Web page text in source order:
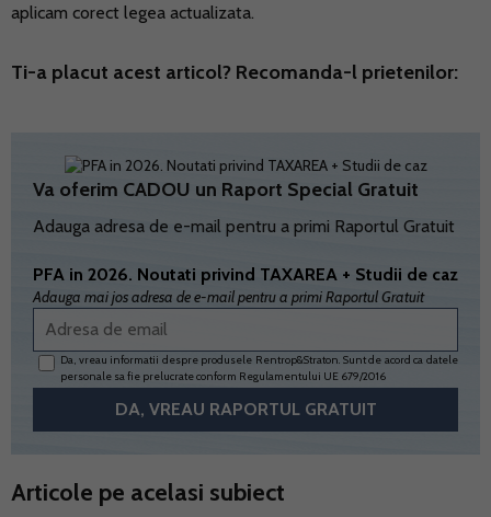
aplicam corect legea actualizata.
Ti-a placut acest articol? Recomanda-l prietenilor:
Va oferim CADOU un Raport Special Gratuit
Adauga adresa de e-mail pentru a primi Raportul Gratuit
PFA in 2026. Noutati privind TAXAREA + Studii de caz
Adauga mai jos adresa de e-mail pentru a primi Raportul Gratuit
Da, vreau informatii despre produsele Rentrop&Straton. Sunt de acord ca datele
personale sa fie prelucrate conform Regulamentului UE 679/2016
Articole pe acelasi subiect